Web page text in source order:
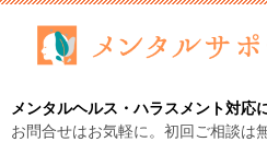
メンタルヘルス・ハラスメント対応
お問合せはお気軽に。初回ご相談は